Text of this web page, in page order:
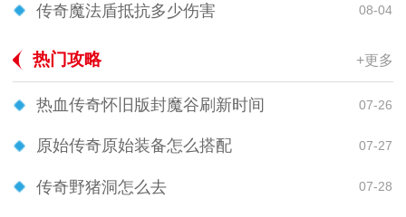
传奇魔法盾抵抗多少伤害 08-04
热门攻略 +更多
热血传奇怀旧版封魔谷刷新时间 07-26
原始传奇原始装备怎么搭配 07-27
传奇野猪洞怎么去 07-28